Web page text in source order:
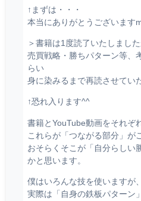
↑まずは・・・
本当にありがとうございます
＞書籍は1度読了いたしました
売買戦略・勝ちパターン等、
らい
身に染みるまで再読させてい
↑恐れ入ります^^
書籍とYouTube動画をそれぞ
これらが「つながる部分」が
おそらくそこが「自分らしい
かと思います。
僕はいろんな技を使いますが、
実際は「自身の鉄板パターン